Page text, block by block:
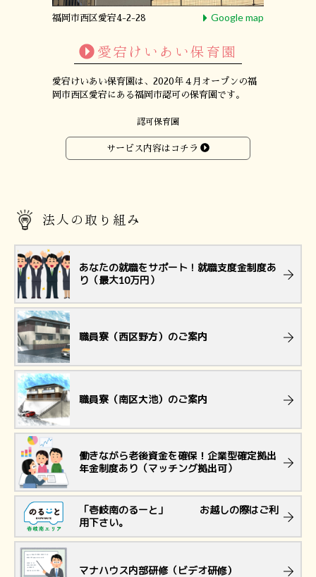
福岡市西区愛宕4-2-28 Google map
愛宕けいあい保育園
愛宕けいあい保育園は、 2020年４月オープンの福
岡市西区愛宕にある福岡市認可の保育園です。
認可保育園
サービス内容はコチラ
法人の取り組み
あなたの就職をサポート！就職支度金制度あ
り（最大10万円）
職員寮（西区野方）のご案内
職員寮（南区大池）のご案内
働きながら老後資金を確保！企業型確定拠出
年金制度あり（マッチング拠出可）
「壱岐南のるーと」 お越しの際はご利
用下さい。
マナハウス内部研修（ビデオ研修）